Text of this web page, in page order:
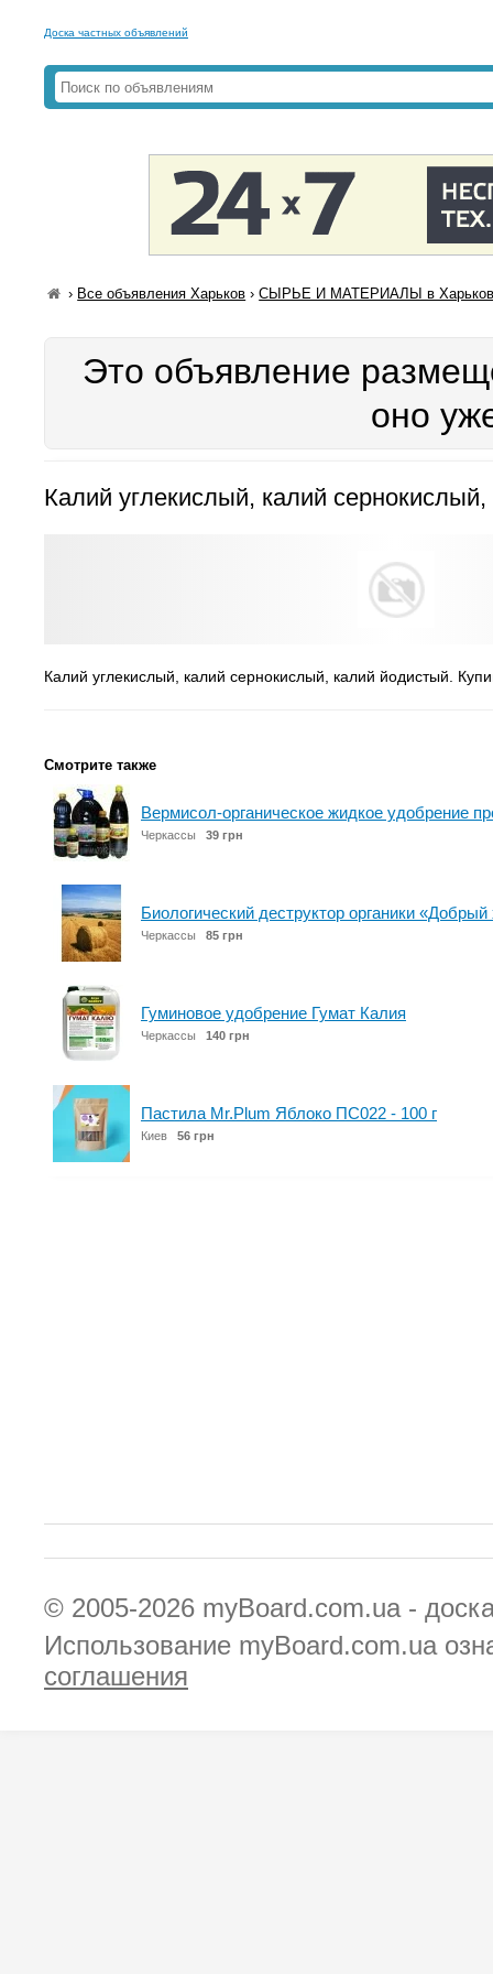
Доска частных объявлений
› Все объявления Харьков ›СЫРЬЕ И МАТЕРИАЛЫ в
Это объявление
оно
Калий углекислый, калий
Калий углекислый, калий сернокислый, калий йодистый.
Смотрите также
Вермисол-органическое жидкое удобрение
Черкассы 39 грн
Биологический деструктор органики «Добрый
Черкассы 85 грн
Гуминовое удобрение Гумат Калия
Черкассы 140 грн
Пастила Mr.Plum Яблоко ПС022 - 100 г
Киев 56 грн
© 2005-2026 myBoard.com.ua -
Использование myBoard.com.ua
соглашения